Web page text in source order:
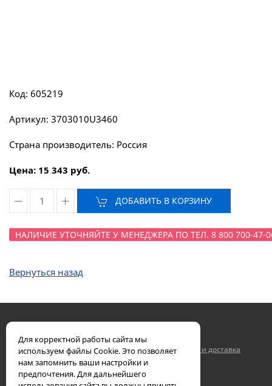
Код: 605219
Артикул: 3703010U3460
Страна производитель: Россия
Цена: 15 343 руб.
ДОБАВИТЬ В КОРЗИНУ
НАЛИЧИЕ УТОЧНЯЙТЕ У МЕНЕДЖЕРА ПО ТЕЛ. 8 800 700-47-
Вернуться назад
Двигатели ЯМЗ Контакты Гарантия Оплата и доставка
© 2002-2026 ПК «Дизком»
8 800 700-47-06
Для корректной работы сайта мы
используем файлы Cookie. Это позволяет
нам запомнить ваши настройки и
предпочтения. Для дальнейшего